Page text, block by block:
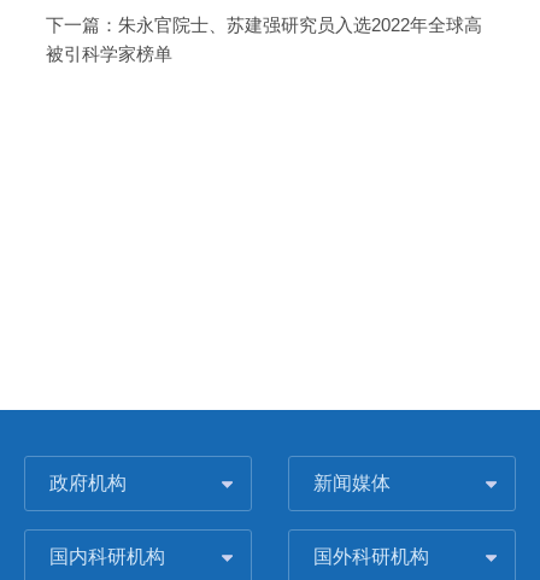
下一篇： 朱永官院士、苏建强研究员入选2022年全球高
被引科学家榜单
政府机构 新闻媒体
国内科研机构 国外科研机构